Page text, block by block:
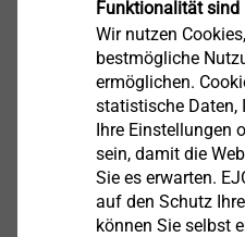
ETA-22/0413.pdf
893
Broschüre.pdf 1 MB
Technische
Produktdatenblatt.pdf
DoP ETA-22/0413.pdf
EnglischFunktionalität sind
Wir nutzen
bestmögliche
ermöglichen.
statistische Daten,
Ihre Einstellungen
sein, damit die
Sie es erwarten.
auf den Schutz
können Sie selbst